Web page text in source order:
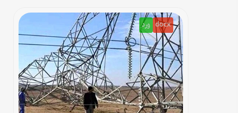
docx ورد